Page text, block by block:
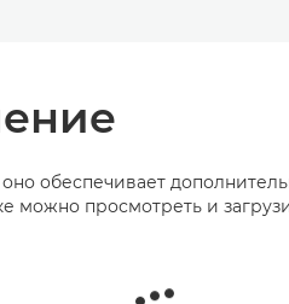
обеспечивает
можно просмотреть и